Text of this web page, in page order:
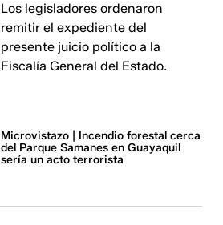
Los legisladores ordenaron
remitir el expediente del
presente juicio político a la
Fiscalía General del Estado.
Microvistazo | Incendio forestal cerca
del Parque Samanes en Guayaquil
sería un acto terrorista